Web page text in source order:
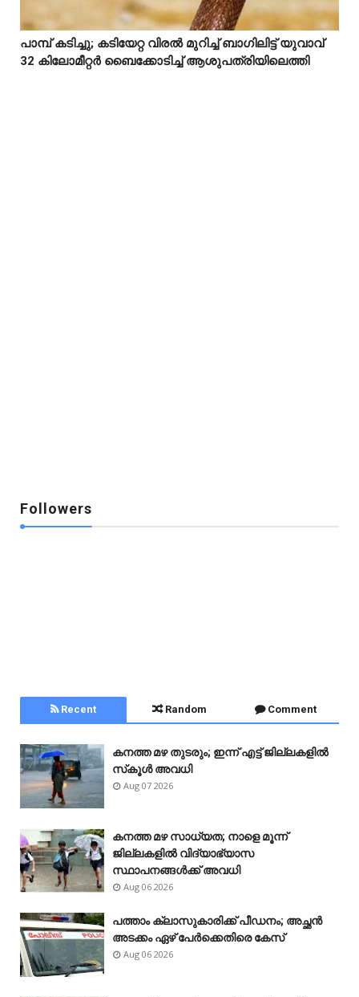
  
പാമ്പ് കടിച്ചു; കടിയേറ്റ വിരൽ മുറിച്ച് ബാഗിലിട്ട് യുവാവ്
32 കിലോമീറ്റർ ബൈക്കോടിച്ച് ആശുപത്രിയിലെത്തി
Followers
Recent Random Comment
കനത്ത മഴ തുടരും; ഇന്ന് എട്ട് ജില്ലകളിൽ
സ്‌കൂൾ അവധി
Aug 07 2026
കനത്ത മഴ സാധ്യത; നാളെ മൂന്ന്
ജില്ലകളിൽ വിദ്യാഭ്യാസ
സ്ഥാപനങ്ങൾക്ക് അവധി
Aug 06 2026
പത്താം ക്ലാസുകാരിക്ക് പീഡനം; അച്ഛൻ
അടക്കം ഏഴ് പേർക്കെതിരെ കേസ്
Aug 06 2026